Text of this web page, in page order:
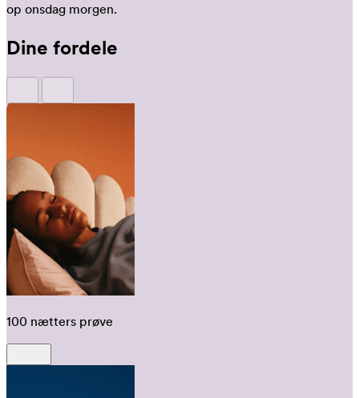
op onsdag morgen.
Dine fordele
100 nætters prøve